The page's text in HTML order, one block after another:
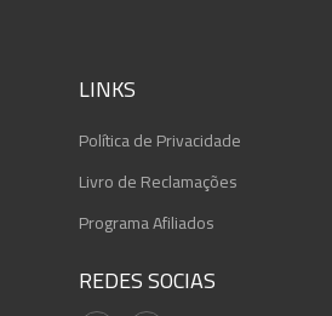
LINKS
Política de Privacidade
Livro de Reclamações
Programa Afiliados
REDES SOCIAS